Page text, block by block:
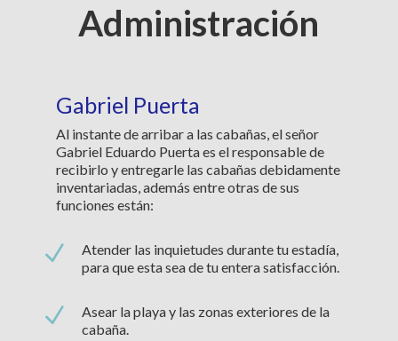
Administración
Gabriel Puerta
Al instante de arribar a las cabañas, el señor
Gabriel Eduardo Puerta es el responsable de
recibirlo y entregarle las cabañas debidamente
inventariadas, además entre otras de sus
funciones están:
N
Atender las inquietudes durante tu estadía,
para que esta sea de tu entera satisfacción.
N
Asear la playa y las zonas exteriores de la
cabaña.